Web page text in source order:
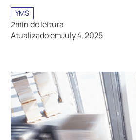
YMS
2min de leitura
Atualizado emJuly 4, 2025